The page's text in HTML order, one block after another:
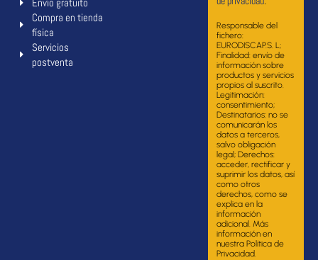
Envío gratuito
Compra en tienda
física
Servicios
postventa
Responsable del
fichero:
EURODISCAP.S. L;
Finalidad: envío de
información sobre
productos y servicios
propios al suscrito.
Legitimación:
consentimiento;
Destinatarios: no se
comunicarán los
datos a terceros,
salvo obligación
legal; Derechos:
acceder, rectificar y
suprimir los datos, así
como otros
derechos, como se
explica en la
información
adicional. Más
información en
nuestra Política de
Privacidad.